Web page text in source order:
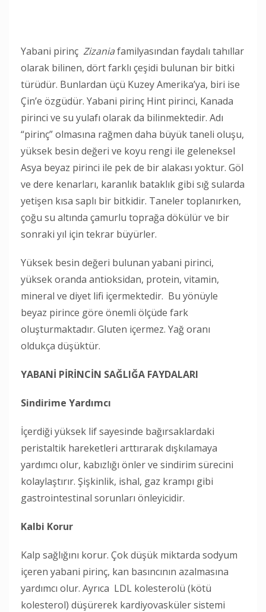
Yabani pirinç Zizaniafamilyasından faydalı tahıllar
olarak bilinen, dört farklı çeşidi bulunan bir bitki
türüdür. Bunlardan üçü Kuzey Amerika’ya, biri ise
Çin’e özgüdür. Yabani pirinç Hint pirinci, Kanada
pirinci ve su yulafı olarak da bilinmektedir. Adı
“pirinç” olmasına rağmen daha büyük taneli oluşu,
yüksek besin değeri ve koyu rengi ile geleneksel
Asya beyaz pirinci ile pek de bir alakası yoktur. Göl
ve dere kenarları, karanlık bataklık gibi sığ sularda
yetişen kısa saplı bir bitkidir. Taneler toplanırken,
çoğu su altında çamurlu toprağa dökülür ve bir
sonraki yıl için tekrar büyürler.
Yüksek besin değeri bulunan yabani pirinci,
yüksek oranda antioksidan, protein, vitamin,
mineral ve diyet lifi içermektedir. Bu yönüyle
beyaz pirince göre önemli ölçüde fark
oluşturmaktadır. Gluten içermez. Yağ oranı
oldukça düşüktür.
YABANİ PİRİNCİN SAĞLIĞA FAYDALARI
Sindirime Yardımcı
İçerdiği yüksek lif sayesinde bağırsaklardaki
peristaltik hareketleri arttırarak dışkılamaya
yardımcı olur, kabızlığı önler ve sindirim sürecini
kolaylaştırır. Şişkinlik, ishal, gaz krampı gibi
gastrointestinal sorunları önleyicidir.
Kalbi Korur
Kalp sağlığını korur. Çok düşük miktarda sodyum
içeren yabani pirinç, kan basıncının azalmasına
yardımcı olur. Ayrıca LDL kolesterolü (kötü
kolesterol) düşürerek kardiyovasküler sistemi